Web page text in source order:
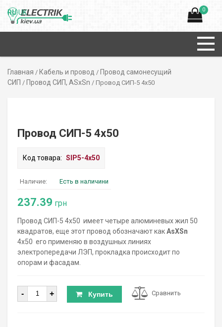
0
Главная / Кабель и провод / Провод самонесущий
СИП / Провод СИП, ASxSn / Провод СИП-5 4х50
Провод СИП-5 4х50
Код товара: SIP5-4х50
Наличие: Есть в наличини
237.39 грн
Провод СИП-5 4х50 имеет четыре алюминевых жил 50
квадратов, еще этот провод обозначают какAsXSn
4х50 его применяю в воздушных линиях
электропередачи ЛЭП, прокладка происходит по
опорам и фасадам.
Количество
- + Купить Сравнить
RUUK